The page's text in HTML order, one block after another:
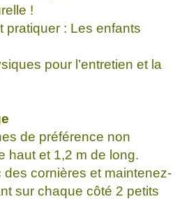
!
pratiquer : Les enfants
pour l’entretien et la
de préférence non
haut et 1,2 m de long.
cornières et maintenez-
sur chaque côté 2 petits